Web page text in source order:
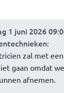
1 juni 2026
:
zal met
gaan omdat
afnemen.